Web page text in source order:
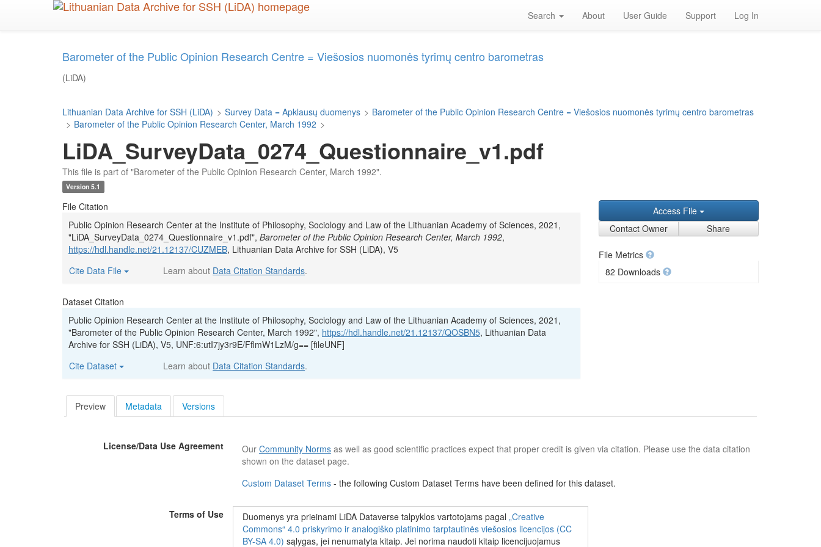
Search About User Guide Support Log In
Barometer of the Public Opinion Research Centre = Viešosios nuomonės tyrimų centro barometras
(LiDA)
Lithuanian Data Archive for SSH (LiDA) > Survey Data = Apklausų duomenys > Barometer of the Public Opinion Research Centre = Viešosios nuomonės tyrimų centro barometras
> Barometer of the Public Opinion Research Center, March 1992 >
LiDA_SurveyData_0274_Questionnaire_v1.pdf
This file is part of "Barometer of the Public Opinion Research Center, March 1992".
Version 5.1
File Citation
Public Opinion Research Center at the Institute of Philosophy, Sociology and Law of the Lithuanian Academy of Sciences, 2021,
"LiDA_SurveyData_0274_Questionnaire_v1.pdf", Barometer of the Public Opinion Research Center, March 1992,
https://hdl.handle.net/21.12137/CUZMEB, Lithuanian Data Archive for SSH (LiDA), V5
Cite Data File
Learn about Data Citation Standards.
Dataset Citation
Public Opinion Research Center at the Institute of Philosophy, Sociology and Law of the Lithuanian Academy of Sciences, 2021,
"Barometer of the Public Opinion Research Center, March 1992", https://hdl.handle.net/21.12137/QOSBN5, Lithuanian Data
Archive for SSH (LiDA), V5, UNF:6:utI7jy3r9E/FflmW1LzM/g== [fileUNF]
Cite Dataset
Learn about Data Citation Standards.
Access File
Contact Owner
Share
File Metrics
82 Downloads
Preview Metadata Versions
License/Data Use Agreement Our Community Normsas well as good scientific practices expect that proper credit is given via citation. Please use the data citation
shown on the dataset page.
Custom Dataset Terms - the following Custom Dataset Terms have been defined for this dataset.
Terms of Use Duomenys yra prieinami LiDA Dataverse talpyklos vartotojams pagal „Creative
Commons“ 4.0 priskyrimo ir analogiško platinimo tarptautinės viešosios licencijos (CC
BY-SA 4.0) sąlygas, jei nenumatyta kitaip. Jei norima naudoti kitaip licencijuojamus